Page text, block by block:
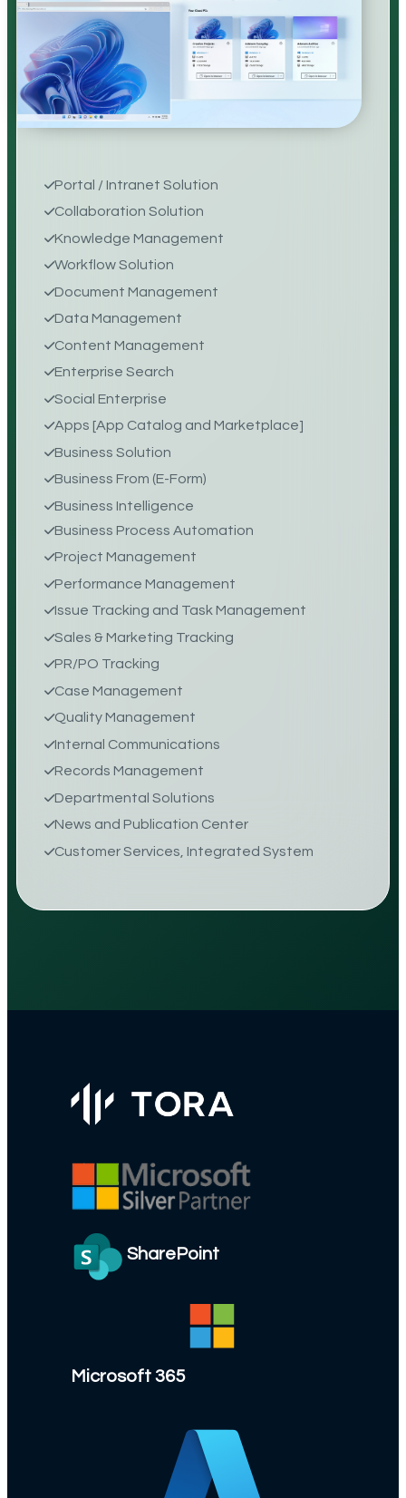
Portal / Intranet Solution
Collaboration Solution
Knowledge Management
Workflow Solution
Document Management
Data Management
Content Management
Enterprise Search
Social Enterprise
Apps [App Catalog and Marketplace]
Business Solution
Business From (E-Form)
Business Intelligence
Business Process Automation
Project Management
Performance Management
Issue Tracking and Task Management
Sales & Marketing Tracking
PR/PO Tracking
Case Management
Quality Management
Internal Communications
Records Management
Departmental Solutions
News and Publication Center
Customer Services, Integrated System
SharePoint
Microsoft 365